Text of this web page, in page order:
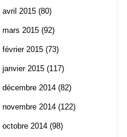
avril 2015 (80)
mars 2015 (92)
février 2015 (73)
janvier 2015 (117)
décembre 2014 (82)
novembre 2014 (122)
octobre 2014 (98)